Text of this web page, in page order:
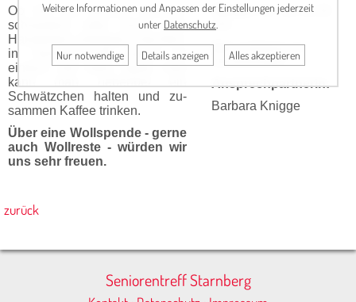
Ob Sie nun sticken, stricken,
schnei­dern oder sonst eine
Hand­arbeit erle­digen möch­ten,
in Gemein­schaft macht es
einfach viel mehr Spaß. Hier
kann man nebenbei ein
Schwätz­chen halten und zu­
sammen Kaffee trinken.
Über eine Wollspende - gerne
auch Wollreste - würden wir
uns sehr freuen.
Termin: Mi., ab 13.30
Uhr
Ort:Cafeteria im
Seniorentreff
Ansprechpartnerin:
Barbara Knigge
zurück
Seniorentreff Starnberg
Weitere Informationen und Anpassen der Einstellungen jederzeit
unter Datenschutz
Nur notwendige Details anzeigen Alles akzeptieren